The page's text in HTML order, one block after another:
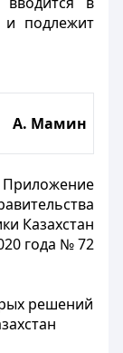
и подлежит
А. Мамин
Приложение
Казахстан
года № 72
решений